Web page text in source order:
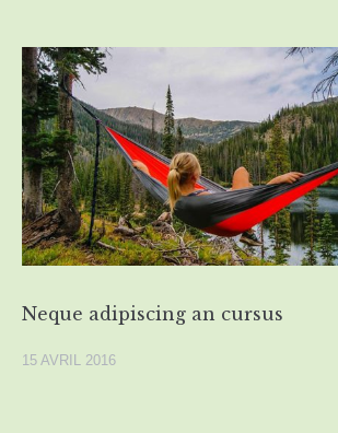
Neque adipiscing an cursus
15 AVRIL 2016